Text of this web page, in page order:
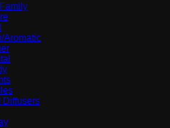
Aromatic
Diffusers